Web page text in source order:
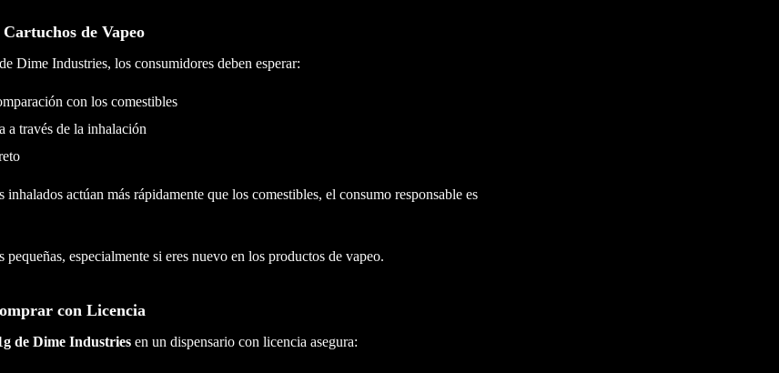
de Vapeo
Dime Industries, los consumidores deben esperar:
con los comestibles
a través de la inhalación
actúan más rápidamente que los comestibles, el consumo responsable es
especialmente si eres nuevo en los productos de vapeo.
con Licencia
de Dime Industries en un dispensario con licencia asegura: